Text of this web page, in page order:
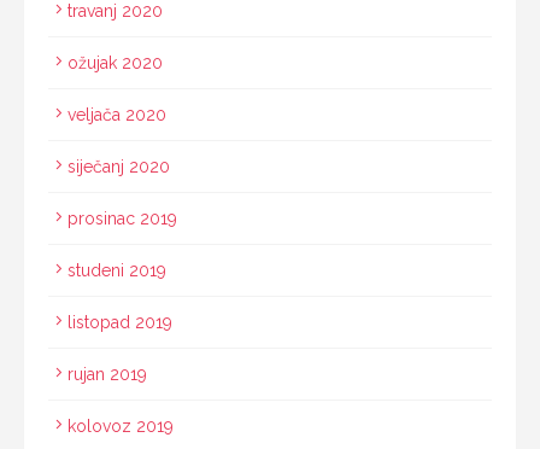
travanj 2020
ožujak 2020
veljača 2020
siječanj 2020
prosinac 2019
studeni 2019
listopad 2019
rujan 2019
kolovoz 2019